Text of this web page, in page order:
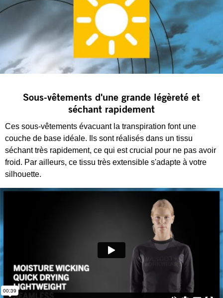
Sous-vêtements d'une grande légèreté et
séchant rapidement
Ces sous-vêtements évacuant la transpiration font une
couche de base idéale. Ils sont réalisés dans un tissu
séchant très rapidement, ce qui est crucial pour ne pas avoir
froid. Par ailleurs, ce tissu très extensible s'adapte à votre
silhouette.